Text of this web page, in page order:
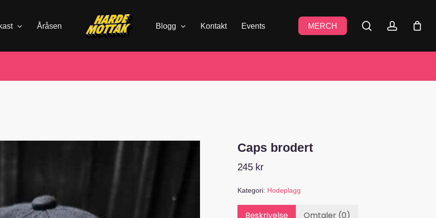
Åråsen Blogg Kontakt Events MERCH search
Caps brodert
245 kr
Kategori: Hodeplagg
Beskrivelse Omtaler (0)